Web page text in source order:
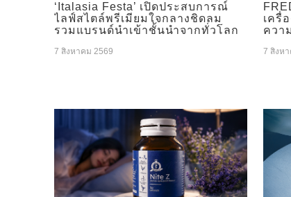
‘Italasia Festa’ เปิดประสบการณ์
ไลฟ์สไตล์พรีเมียมใจกลางชิดลม
รวมแบรนด์นำเข้าชั้นนำจากทั่วโลก
7 สิงหาคม 2569
เครื่
ควา
7 สิงห